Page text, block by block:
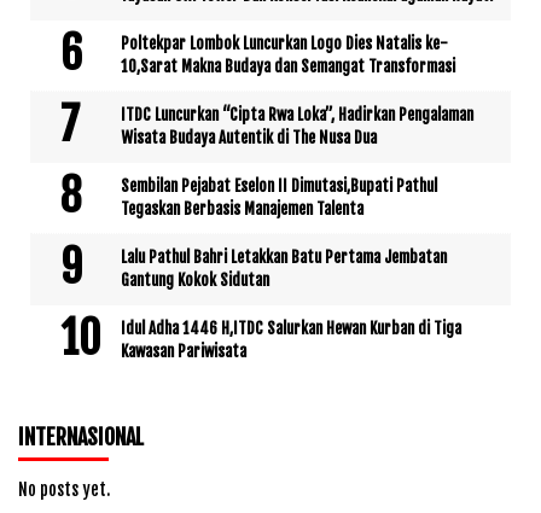
Poltekpar Lombok Luncurkan Logo Dies Natalis ke-
10,Sarat Makna Budaya dan Semangat Transformasi
ITDC Luncurkan “Cipta Rwa Loka”, Hadirkan Pengalaman
Wisata Budaya Autentik di The Nusa Dua
Sembilan Pejabat Eselon II Dimutasi,Bupati Pathul
Tegaskan Berbasis Manajemen Talenta
Lalu Pathul Bahri Letakkan Batu Pertama Jembatan
Gantung Kokok Sidutan
Idul Adha 1446 H,ITDC Salurkan Hewan Kurban di Tiga
Kawasan Pariwisata
INTERNASIONAL
No posts yet.